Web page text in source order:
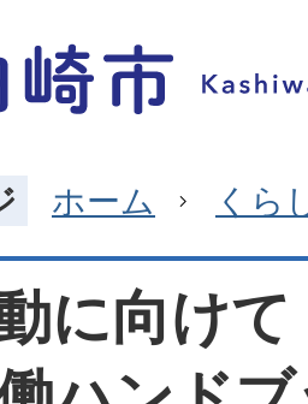
ホーム くら
に向け